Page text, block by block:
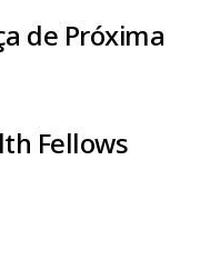
de Próxima
Fellows